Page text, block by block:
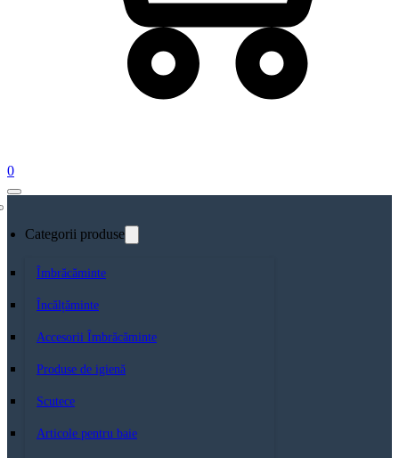
0
Categorii produse
Îmbrăcăminte
Încălțăminte
Accesorii Îmbrăcăminte
Produse de igienă
Scutece
Articole pentru baie